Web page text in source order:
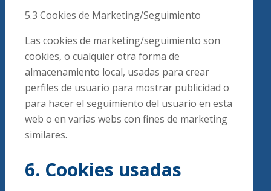
5.3 Cookies de Marketing/Seguimiento
Las cookies de marketing/seguimiento son
cookies, o cualquier otra forma de
almacenamiento local, usadas para crear
perfiles de usuario para mostrar publicidad o
para hacer el seguimiento del usuario en esta
web o en varias webs con fines de marketing
similares.
6. Cookies usadas